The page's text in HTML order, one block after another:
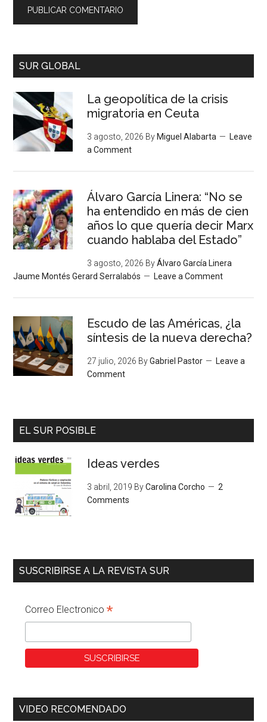
SUR GLOBAL
La geopolítica de la crisis
migratoria en Ceuta
3 agosto, 2026 By Miguel Alabarta
Leave
a Comment
Álvaro García Linera: “No se
ha entendido en más de cien
años lo que quería decir Marx
cuando hablaba del Estado”
3 agosto, 2026 ByÁlvaro García Linera
Jaume Montés Gerard Serralabós
Leave a Comment
Escudo de las Américas, ¿la
síntesis de la nueva derecha?
27 julio, 2026 ByGabriel Pastor
Leave a
Comment
EL SUR POSIBLE
Ideas verdes
3 abril, 2019 ByCarolina Corcho
2
Comments
SUSCRIBIRSE A LA REVISTA SUR
Correo Electronico*
VIDEO RECOMENDADO